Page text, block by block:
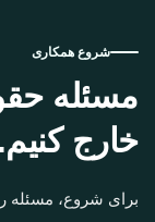
شروع همکاری
مسئله
خارج کنیم.
برای شروع، مسئله